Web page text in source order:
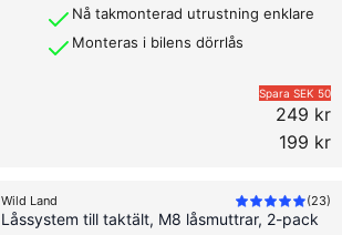
Nå takmonterad utrustning enklare
Monteras i bilens dörrlås
Spara SEK 50
249 kr
199 kr
Wild Land (23)
Låssystem till taktält, M8 låsmuttrar, 2-pack